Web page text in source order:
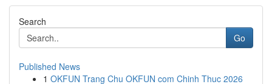
Search
Go
Published News
1 OKFUN Trang Chu OKFUN com Chinh Thuc 2026